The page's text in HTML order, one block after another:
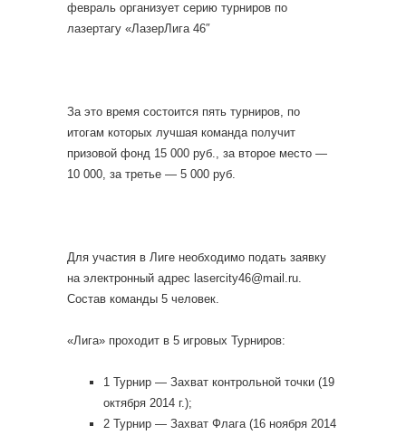
февраль организует серию турниров по
лазертагу «ЛазерЛига 46″
За это время состоится пять турниров, по
итогам которых лучшая команда получит
призовой фонд 15 000 руб., за второе место —
10 000, за третье — 5 000 руб.
Для участия в Лиге необходимо подать заявку
на электронный адрес lasercity46@mail.ru.
Состав команды 5 человек.
«Лига» проходит в 5 игровых Турниров:
1 Турнир — Захват контрольной точки (19
октября 2014 г.);
2 Турнир — Захват Флага (16 ноября 2014